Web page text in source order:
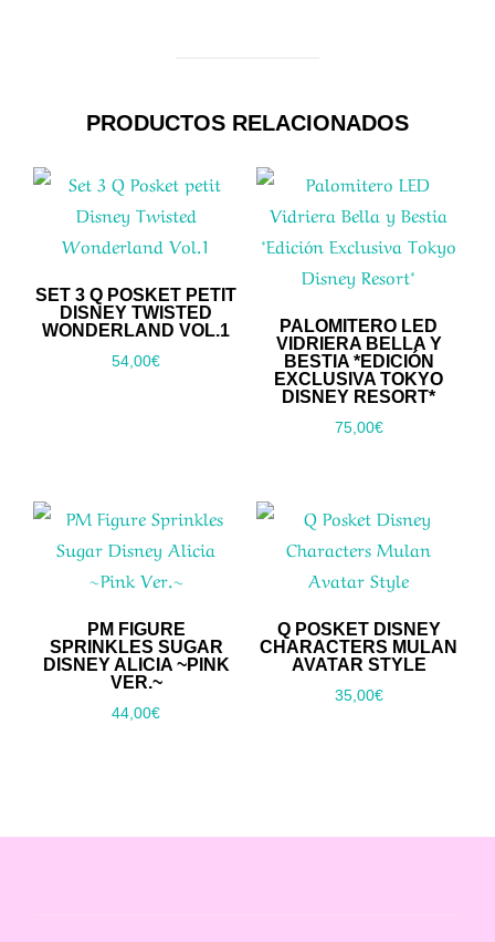
PRODUCTOS RELACIONADOS
SET 3 Q POSKET PETIT
DISNEY TWISTED
WONDERLAND VOL.1
54,00€
PALOMITERO LED
VIDRIERA BELLA Y
BESTIA *EDICIÓN
EXCLUSIVA TOKYO
DISNEY RESORT*
75,00€
PM FIGURE
SPRINKLES SUGAR
DISNEY ALICIA ~PINK
VER.~
44,00€
Q POSKET DISNEY
CHARACTERS MULAN
AVATAR STYLE
35,00€